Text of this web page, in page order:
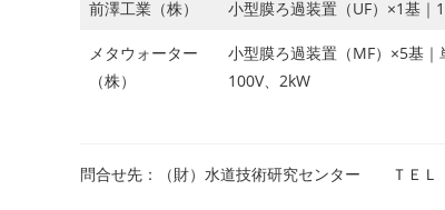
前澤工業（株） 小型膜ろ過装置（UF）×1基
メタウォーター
（株）
小型膜ろ過装置（MF）×5基
100V、2kW
問合せ先：（財）水道技術研究センター ＴＥＬ